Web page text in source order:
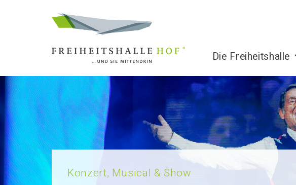
Die Freiheitshalle
Konzert, Musical & Show